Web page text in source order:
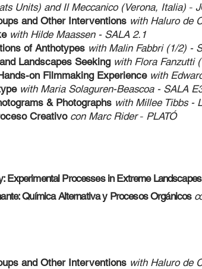
Units) and Il Meccanico (Verona, Italia) -
and Other Interventions with Haluro de
with Hilde Maassen- SALA 2.1
of Anthotypes with Malin Fabbri (1/2) -
Landscapes Seeking with Flora Fanzutti
on Filmmaking Experience with
with Maria Solaguren-Beascoa - SALA
& Photographs with Millee Tibbs -
Creativo con Marc Rider- PLATÓ
Experimental Processes in Extreme Landscapes
Química Alternativa y Procesos Orgánicos
and Other Interventions with Haluro de